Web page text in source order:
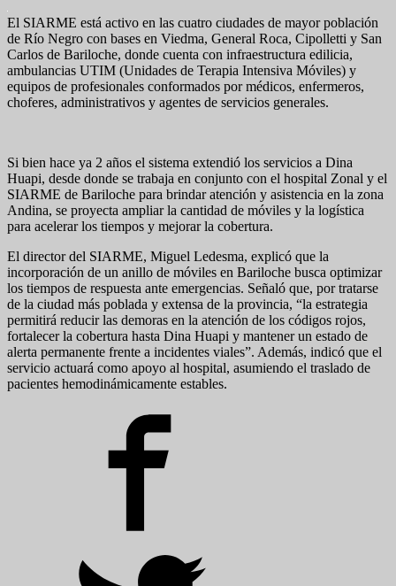
El SIARME está activo en las cuatro ciudades de mayor población
de Río Negro con bases en Viedma, General Roca, Cipolletti y San
Carlos de Bariloche, donde cuenta con infraestructura edilicia,
ambulancias UTIM (Unidades de Terapia Intensiva Móviles) y
equipos de profesionales conformados por médicos, enfermeros,
choferes, administrativos y agentes de servicios generales.
Si bien hace ya 2 años el sistema extendió los servicios a Dina
Huapi, desde donde se trabaja en conjunto con el hospital Zonal y el
SIARME de Bariloche para brindar atención y asistencia en la zona
Andina, se proyecta ampliar la cantidad de móviles y la logística
para acelerar los tiempos y mejorar la cobertura.
El director del SIARME, Miguel Ledesma, explicó que la
incorporación de un anillo de móviles en Bariloche busca optimizar
los tiempos de respuesta ante emergencias. Señaló que, por tratarse
de la ciudad más poblada y extensa de la provincia, “la estrategia
permitirá reducir las demoras en la atención de los códigos rojos,
fortalecer la cobertura hasta Dina Huapi y mantener un estado de
alerta permanente frente a incidentes viales”. Además, indicó que el
servicio actuará como apoyo al hospital, asumiendo el traslado de
pacientes hemodinámicamente estables.